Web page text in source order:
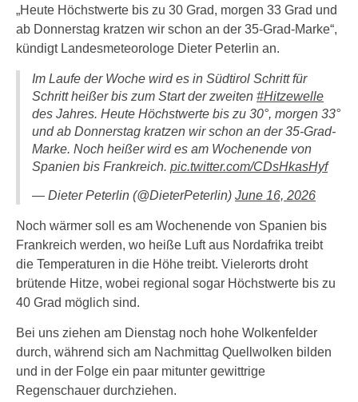
„Heute Höchstwerte bis zu 30 Grad, morgen 33 Grad und
ab Donnerstag kratzen wir schon an der 35-Grad-Marke“,
kündigt Landesmeteorologe Dieter Peterlin an.
Im Laufe der Woche wird es in Südtirol Schritt für
Schritt heißer bis zum Start der zweiten #Hitzewelle
des Jahres. Heute Höchstwerte bis zu 30°, morgen 33°
und ab Donnerstag kratzen wir schon an der 35-Grad-
Marke. Noch heißer wird es am Wochenende von
Spanien bis Frankreich. pic.twitter.com/CDsHkasHyf
— Dieter Peterlin (@DieterPeterlin) June 16, 2026
Noch wärmer soll es am Wochenende von Spanien bis
Frankreich werden, wo heiße Luft aus Nordafrika treibt
die Temperaturen in die Höhe treibt. Vielerorts droht
brütende Hitze, wobei regional sogar Höchstwerte bis zu
40 Grad möglich sind.
Bei uns ziehen am Dienstag noch hohe Wolkenfelder
durch, während sich am Nachmittag Quellwolken bilden
und in der Folge ein paar mitunter gewittrige
Regenschauer durchziehen.